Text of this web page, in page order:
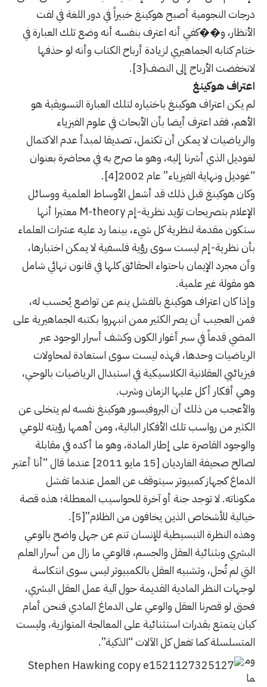
درجات النجومية أصبح هوكينغ خبيراً في دور اللغة في لفت
الأنظار، و��كفي أنه اعترف بنفسه أنه وضع تلك العبارة في
ختام كتابه الجماهيري لزيادة أرباح الكتاب وأنه لو حذفها
لانخفضت الأرباح إلى النصف[3]
.
اعتراف هوكينغ
لم يكن اعتراف هوكينغ باختياره لتلك العبارة التسويقية هو
الأهم، فقد اعترف أيضا بأن الأبحاث في علوم الفيزياء
والرياضيات لا يمكن أن تكتمل، تصديقا لمبدأ عدم الاكتمال
لغوديل الذي أشرنا إليه، وهو ما صرح به في محاضرة بعنوان
“غوديل ونهاية الفيزياء” عام 2002
[4]
.
وكان هوكينغ قبل ذلك قد أشعل الأوساط العلمية ووسائل
الإعلام بتصريحات تؤيد نظرية-إم M-theory معتبرا أنها
ستكون مقدمة لنظرية كل شيء، بينما رد عليه عشرات العلماء
بأن نظرية-إم ليست سوى رؤية فلسفية لا يمكن اختبارها،
وأن مجرد الإيمان باحتواء الحقائق كلها في قانون نهائي شامل
هو مقولة غير علمية.
وإذا كان اعتراف هوكينغ بالفشل ينم عن تواضع يُحسب له،
فمن العجيب أن يصر الكثير ممن انبهروا بكتبه الجماهيرية على
المضي قدماً في سبر أغوار الكون وكشف أسرار الوجود عبر
الرياضيات وحدها، فهذه ليست سوى استعادة لمحاولات
فيزيائيي العقلانية الكلاسيكية في استبدال الرياضيات بالوحي،
وهي أفكار أكل عليها الزمان وشرب.
والأعجب من ذلك أن البروفيسور هوكينغ نفسه لم يتخلى عن
الكثير من رواسب تلك الأفكار البالية، ومن أهمها رؤيته للوعي
والوجود القاصرة على إطار المادة، وهو ما أكده في مقابلة
لصالح صحيفة الغارديان [15 مايو 2011] عندما قال “أنا أعتبر
الدماغ كجهاز كمبيوتر سيتوقف عن العمل عندما تفشل
مكوناته. لا توجد جنة أو آخرة للحواسيب المعطلة؛ هذه قصة
خيالية للأشخاص الذين يخافون من الظلام”[5]
.
وهذه النظرة التبسيطية للإنسان تنم عن جهل واضح بالوعي
البشري وبثنائية العقل والجسم، فالوعي ما زال من أسرار العلم
التي لم تُحل، وتشبيه العقل بالكمبيوتر ليس سوى انتكاسة
لوجهات النظر المادية القديمة حول آلية عمل العقل البشري،
فحتى لو قصرنا العقل والوعي على الدماغ المادي فنحن أمام
كيان يتمتع بقدرات استثنائية على المعالجة المتوازية، وليست
المتسلسلة كما تفعل كل الآلات “الذكية”.
وم
ما